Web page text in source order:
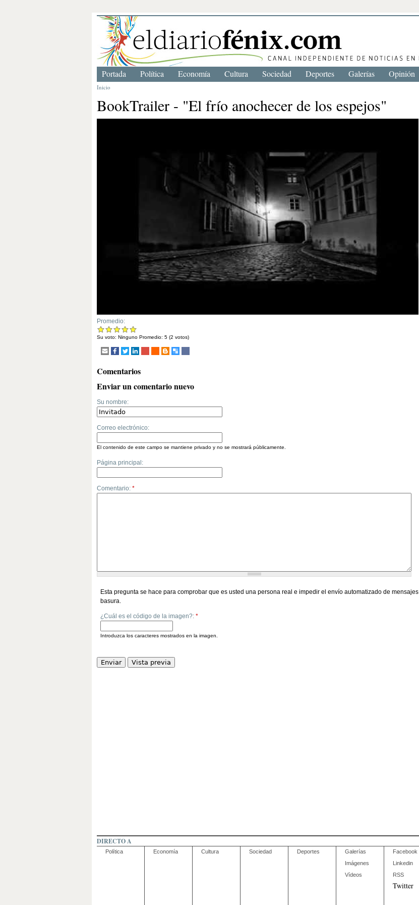
Inicio
BookTrailer - "El frío anochecer de los espejos"
Promedio:
Su voto: Ninguno Promedio: 5 (2 votos)
Comentarios
Enviar un comentario nuevo
Su nombre:
Correo electrónico:
El contenido de este campo se mantiene privado y no se mostrará públicamente.
Página principal:
Comentario: *
Esta pregunta se hace para comprobar que es usted una persona real e impedir el envío automatizado de mensajes
basura.
¿Cuál es el código de la imagen?: *
Introduzca los caracteres mostrados en la imagen.
Portada Política Economía Cultura Sociedad Deportes Galerías Opinión
DIRECTO A
Política Economía Cultura Sociedad Deportes
Galerías
Imágenes
Vídeos
Facebook
Linkedin
RSS
Twitter